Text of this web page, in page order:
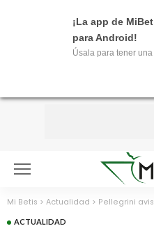
¡La app de
para Android!
Úsala para tener
Mi Betis > Actualidad > Pellegrini avisa del
ACTUALIDAD